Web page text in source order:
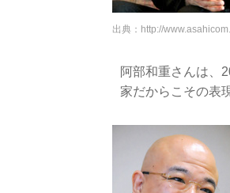
出典： http://
阿部和重さんは、
家だからこその表